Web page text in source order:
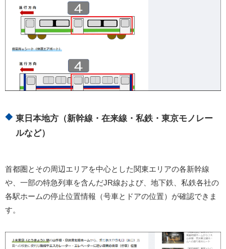
東日本地方（新幹線・在来線・私鉄・東京モノレー
ルなど）
首都圏とその周辺エリアを中心とした関東エリアの各新幹線
や、一部の特急列車を含んだJR線および、地下鉄、私鉄各社の
各駅ホームの停止位置情報（号車とドアの位置）が確認できま
す。